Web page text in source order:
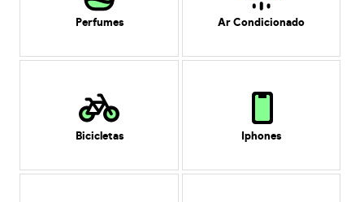
Perfumes Ar Condicionado
Bicicletas Iphones